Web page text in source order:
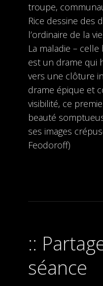
troupe,
Rice dessine des
l’ordinaire de la
La maladie –
est un drame qui
vers une clôture
drame épique et
visibilité, ce
beauté
ses images
Feodoroff)
séance